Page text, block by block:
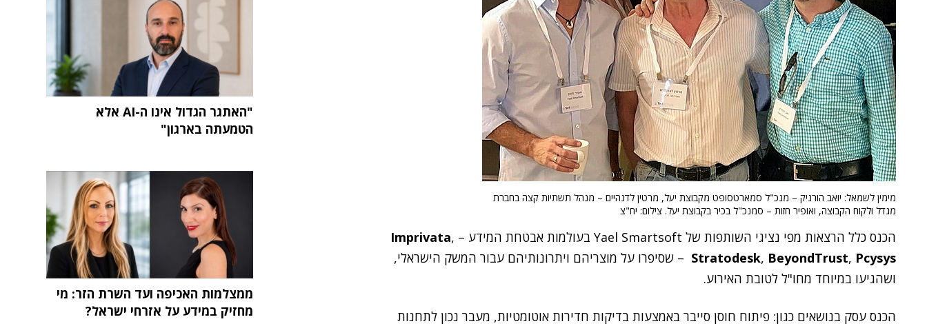
מימין לשמאל: יואב הורניק – מנכ"ל סמארטסופט מקבוצת יעל, מרטין לדנהיים – מנהל תשתיות קצה בחברת
מגדל ולקוח הקבוצה, ואופיר חזות – סמנכ"ל בכיר בקבוצת יעל. צילום: יח"צ
הכנס כלל הרצאות מפי נציגי השותפות של Yael Smartsoft בעולמות אבטחת המידע – Imprivata,
Stratodesk, BeyondTrust, Pcysys
– שסיפרו על מוצריהם ויתרונותיהם עבור המשק הישראלי,
ושהגיעו במיוחד מחו"ל לטובת האירוע.
הכנס עסק בנושאים כגון: פיתוח חוסן סייבר באמצעות בדיקות חדירות אוטומטיות, מעבר נכון לתחנות
"האתגר הגדול אינו ה-AI אלא
הטמעתה בארגון"
ממצלמות האכיפה ועד השרת הזר: מי
מחזיק במידע על אזרחי ישראל?